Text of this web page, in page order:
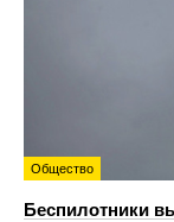
Общество
Беспилотники